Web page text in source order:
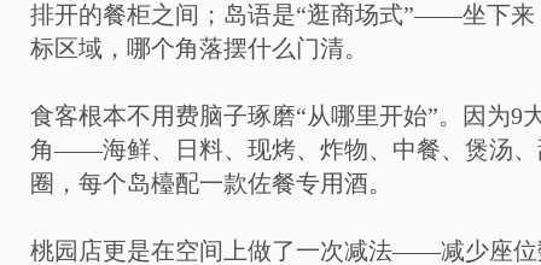
排开的餐柜之间；岛语是“逛商场式”——坐下来
标区域，哪个角落摆什么门清。
食客根本不用费脑子琢磨“从哪里开始”。因为9
角——海鲜、日料、现烤、炸物、中餐、煲汤、
圈，每个岛檯配一款佐餐专用酒。
桃园店更是在空间上做了一次减法——减少座位